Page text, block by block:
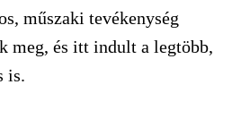
műszaki tevékenység
meg, és itt indult a legtöbb,
is.